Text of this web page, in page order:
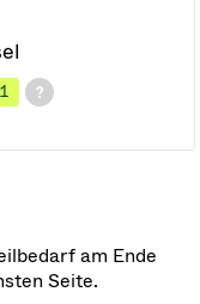
am Ende
Seite.